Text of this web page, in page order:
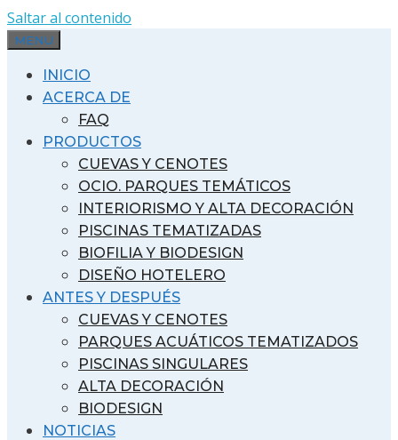
Saltar al contenido
MENU
INICIO
ACERCA DE
FAQ
PRODUCTOS
CUEVAS Y CENOTES
OCIO. PARQUES TEMÁTICOS
INTERIORISMO Y ALTA DECORACIÓN
PISCINAS TEMATIZADAS
BIOFILIA Y BIODESIGN
DISEÑO HOTELERO
ANTES Y DESPUÉS
CUEVAS Y CENOTES
PARQUES ACUÁTICOS TEMATIZADOS
PISCINAS SINGULARES
ALTA DECORACIÓN
BIODESIGN
NOTICIAS